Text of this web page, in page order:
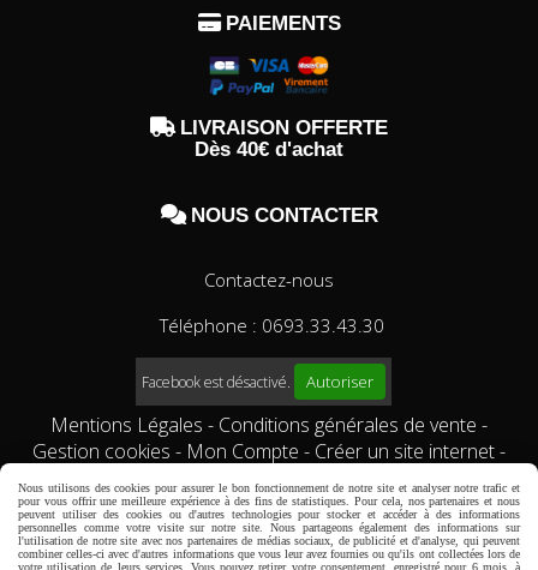
 PAIEMENTS
 LIVRAISON OFFERTE
Dès 40€ d'achat
 NOUS CONTACTER
Contactez-nous
Téléphone : 0693.33.43.30
Facebook est désactivé. Autoriser
Mentions Légales
Conditions générales de vente
Gestion cookies
Mon Compte
Créer un site internet
Qui sommes-nous?
Comment commander?
conditions
générales de vente
Nous utilisons des cookies pour assurer le bon fonctionnement de notre site et analyser notre trafic et
pour vous offrir une meilleure expérience à des fins de statistiques. Pour cela, nos partenaires et nous
peuvent utiliser des cookies ou d'autres technologies pour stocker et accéder à des informations
personnelles comme votre visite sur notre site. Nous partageons également des informations sur
l'utilisation de notre site avec nos partenaires de médias sociaux, de publicité et d'analyse, qui peuvent
combiner celles-ci avec d'autres informations que vous leur avez fournies ou qu'ils ont collectées lors de
votre utilisation de leurs services. Vous pouvez retirer votre consentement, enregistré pour 6 mois, à